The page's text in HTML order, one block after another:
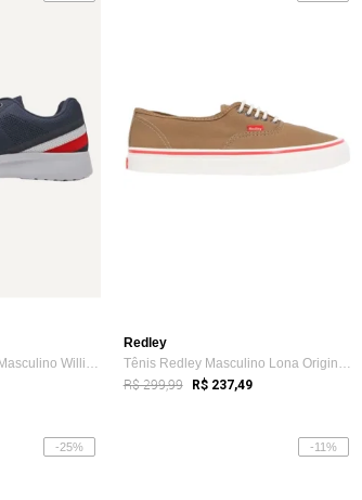
Tênis Tommy Hilfiger Masculino Willis 1D...
Redley
Tênis Redley Masculino Lona Originals Cáqui
R$ 299,99 R$ 237,49
-25% -11%